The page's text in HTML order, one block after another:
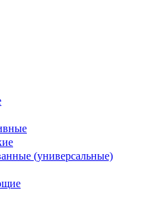
(универсальные)